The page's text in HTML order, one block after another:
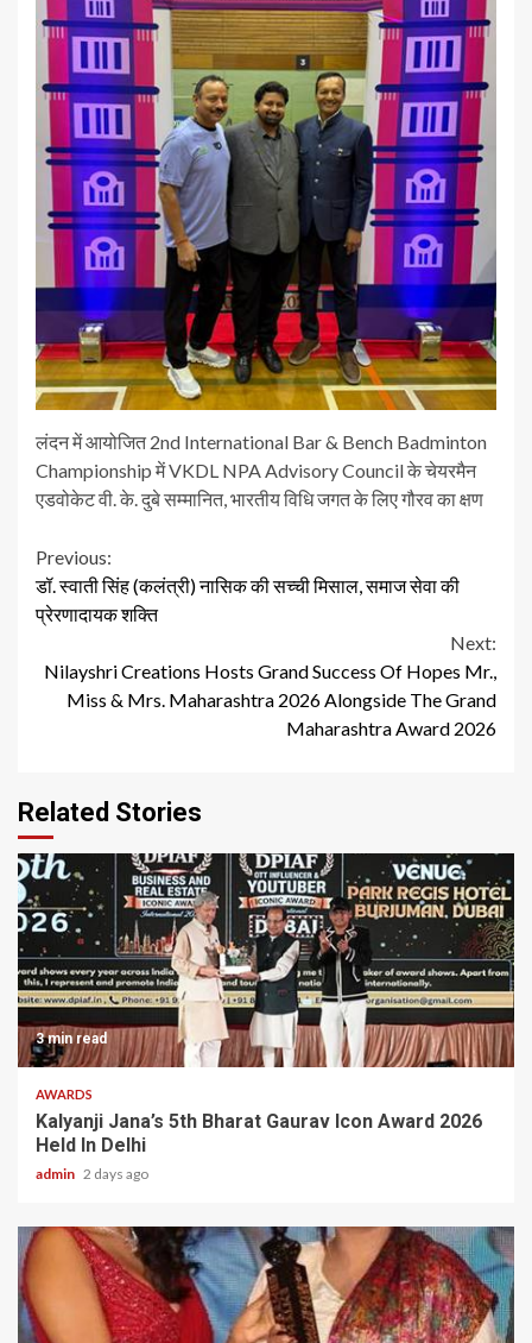
लंदन में आयोजित 2nd International Bar & Bench Badminton
Championship में VKDL NPA Advisory Council के चेयरमैन
एडवोकेट वी. के. दुबे सम्मानित, भारतीय विधि जगत के लिए गौरव का क्षण
Continue
Reading
Previous:
डॉ. स्वाती सिंह (कलंत्री) नासिक की सच्ची मिसाल, समाज सेवा की
प्रेरणादायक शक्ति
Next:
Nilayshri Creations Hosts Grand Success Of Hopes Mr.,
Miss & Mrs. Maharashtra 2026 Alongside The Grand
Maharashtra Award 2026
Related Stories
3 min read
AWARDS
Kalyanji Jana’s 5th Bharat Gaurav Icon Award 2026
Held In Delhi
admin 2 days ago